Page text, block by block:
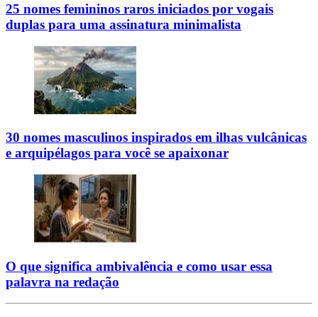
25 nomes femininos raros iniciados por vogais
duplas para uma assinatura minimalista
30 nomes masculinos inspirados em ilhas vulcânicas
e arquipélagos para você se apaixonar
O que significa ambivalência e como usar essa
palavra na redação